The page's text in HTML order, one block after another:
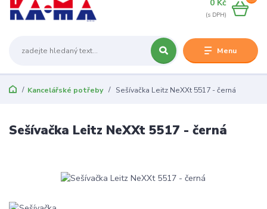
Menu
0 Kč
Kancelářské potřeby Sešívačka Leitz NeXXt 5517 - černá
Sešívačka Leitz NeXXt 5517 - černá